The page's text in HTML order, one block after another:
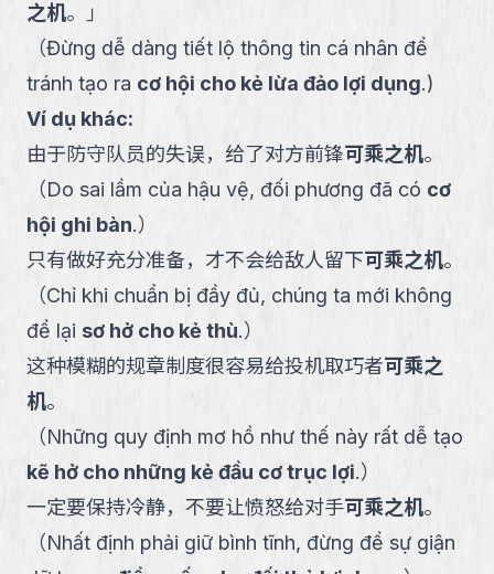
之机。
」
（Đừng dễ dàng tiết lộ thông tin cá nhân để
tránh tạo ra cơ hội cho kẻ lừa đảo lợi dụng.)
Ví dụ khác:
由于防守队员的失误，给了对方前锋可乘之机。
（Do sai lầm của hậu vệ, đối phương đã có cơ
hội ghi bàn.）
只有做好充分准备，才不会给敌人留下可乘之机。
（Chỉ khi chuẩn bị đầy đủ, chúng ta mới không
để lại sơ hở cho kẻ thù.）
这种模糊的规章制度很容易给投机取巧者可乘之
机。
（Những quy định mơ hồ như thế này rất dễ tạo
kẽ hở cho những kẻ đầu cơ trục lợi.）
一定要保持冷静，不要让愤怒给对手可乘之机。
（Nhất định phải giữ bình tĩnh, đừng để sự giận